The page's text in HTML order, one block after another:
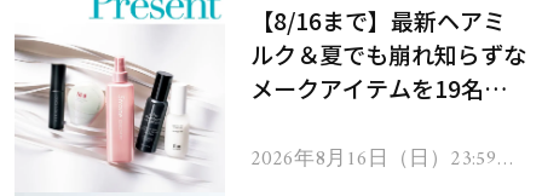
【8/16まで】最新ヘアミ
ルク＆夏でも崩れ知らずな
メークアイテムを19名様
2026年8月16日（日）23:59ま